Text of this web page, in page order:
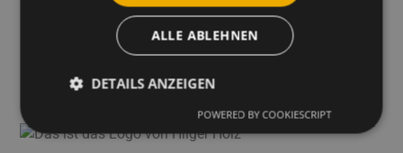
award-2019-in-der-kategorie-innovativer-
ALLE ABLEHNEN
DETAILS ANZEIGEN
POWERED BY COOKIESCRIPT